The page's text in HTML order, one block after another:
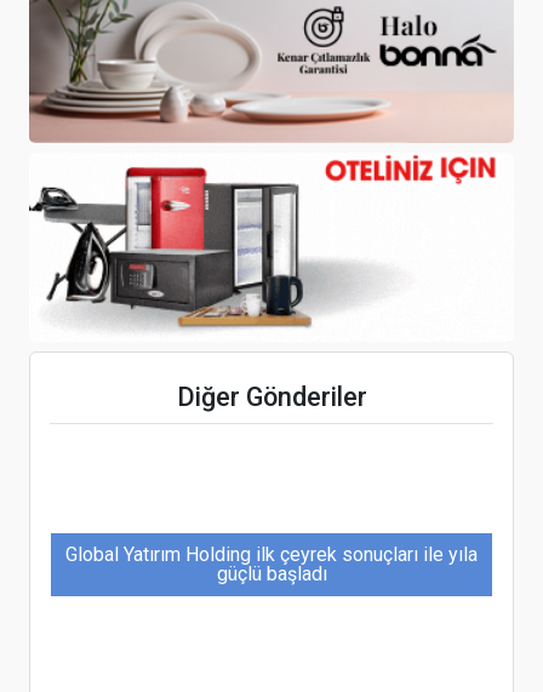
Diğer Gönderiler
Bursa, Orhaneli’ne 250 milyon proje bedeli ile
yeni bir otel planlanıyor
Karvilla Termal Turizm, Afyonkarahisar’a 75 odalı
termal tesis planlıyor
Uçaklar”
Global Yatırım Holding ilk çeyrek sonuçları ile yıla
güçlü başladı